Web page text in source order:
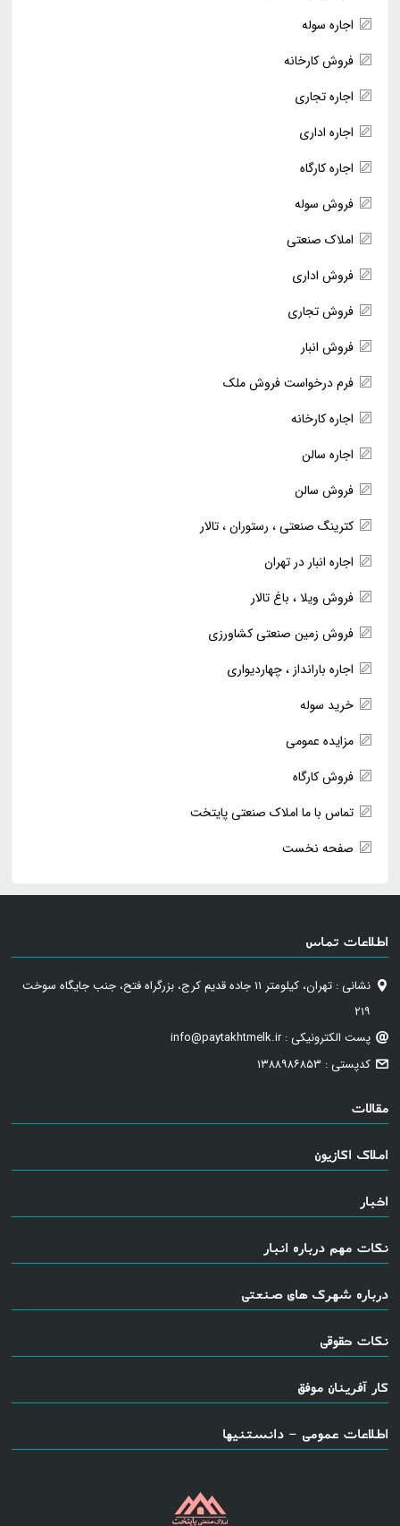
اجاره سوله
فروش کارخانه
اجاره تجاری
اجاره اداری
اجاره کارگاه
فروش سوله
املاک صنعتی
فروش اداری
فروش تجاری
فروش انبار
فرم درخواست فروش ملک
اجاره کارخانه
اجاره سالن
فروش سالن
کترینگ صنعتی ، رستوران ، تالار
اجاره انبار در تهران
فروش ویلا ، باغ تالار
فروش زمین صنعتی کشاورزی
اجاره بارانداز ، چهاردیواری
خرید سوله
مزایده عمومی
فروش کارگاه
تماس با ما املاک صنعتی پایتخت
صفحه نخست
اطلاعات تماس
نشانی : تهران، کیلومتر ۱۱ جاده قدیم کرج، بزرگراه فتح، جنب جایگاه سوخت
۲۱۹
پست الکترونیکی : info@paytakhtmelk.ir
کدپستی : ۱۳۸۸۹۸۶۸۵۳
مقالات
املاک اکازیون
اخبار
نکات مهم درباره انبار
درباره شهرک های صنعتی
نکات حقوقی
کار آفرینان موفق
اطلاعات عمومی - دانستنیها